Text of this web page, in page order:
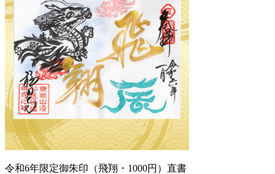
令和6年限定御朱印（飛翔・1000円）直書